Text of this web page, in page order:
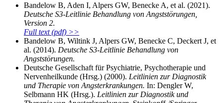
Bandelow B, Aden I, Alpers GW, Benecke A, et al. (2021).
Deutsche S3-Leitlinie Behandlung von Angststörungen,
Version 2.
Full text (pdf) >>
Bandelow B, Wiltink J, Alpers GW, Benecke C, Deckert J, et
al. (2014). Deutsche S3-Leitlinie Behandlung von
Angststörungen.
Deutsche Gesellschaft für Psychiatrie, Psychotherapie und
Nervenheilkunde (Hrsg.) (2000). Leitlinien zur Diagnostik
und Therapie von Angsterkrankungen. In: Dengler W,
Selbmann HK (Hrsg.). Leitlinien zur Diagnostik und